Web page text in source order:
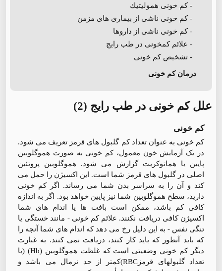
- كم خونی هموليتيك
- کم خونی ناشی از بيماری های مزمن
- كم خونی ناشی از داروها
- علائم كمخونی در طب رايج
- تشخیص کم خونی
درمان کم خونی
علل کم خونی در طب رایج (2)
کم خونی
کم خونی به عنوان تعداد کم گلبول های قرمز تعریف می شود.
در یک آزمایش خون معمول، کم خونی به صورت هموگلوبین
پایین یا هماتوکریت گزارش می شود. هموگلوبین پروتئین
اصلی در گلبول های قرمز شما است. این اکسیژن را حمل می
کند و آن را به سراسر بدن شما می رساند. اگر کم خونی
دارید، سطح هموگلوبین شما نیز پایین خواهد بود. اگر به اندازه
کافی کم باشد، ممکن است بافت ها یا اندام های شما
اکسیژن کافی دریافت نکنند. علائم کم خونی - مانند خستگی یا
تنگی نفس - به این دلیل رخ می دهد که اندام های شما آنچه را
که باید آنطور که باید کار کنند، دریافت نمی کنند. به غبارت
دیگر كم خوني وضعيتی است كه غلظت هموگلوبين (Hb) (يا
تعداد گلبولهای قرمزRBC)كمتر از حد نرمال می باشد و